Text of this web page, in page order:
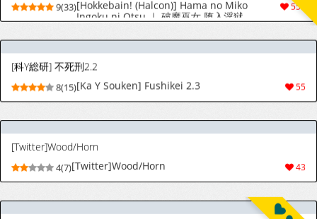
43
4(7)[Twitter]Wood/Horn
2364
9(77)[aheazif (Sanatuki, Hidaka Hisashi)]
Shinkou x Haha | 信仰×母亲 (SPY x
[Digital]
[アバランチEX (アバラ井)] まるしぃ3 (ポケットモンスター ブラック・ホワイト) [DL版]
(Pokémon Black and White) [Digital]
[Pixiv] ♣3 (464063) 2026.08.07